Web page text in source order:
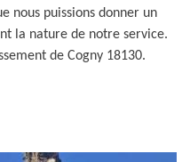
nous puissions donner un
la nature de notre service.
de Cogny 18130.